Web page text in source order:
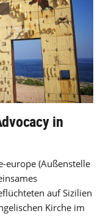
in
europe (Außenstelle
auf Sizilien
Kirche im